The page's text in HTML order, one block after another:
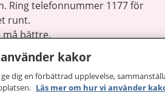
Ring telefonnummer 1177 för
runt.
må bättre.
kakor
dig en förbättrad upplevelse,
Läs mer om hur vi använder